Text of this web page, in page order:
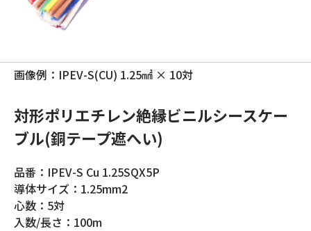
画像例：IPEV-S(CU) 1.25㎟ × 10対
対形ポリエチレン絶縁ビニルシースケー
ブル(銅テープ遮へい)
品番：IPEV-S Cu 1.25SQX5P
導体サイズ：1.25mm2
心数：5対
入数/長さ：100m